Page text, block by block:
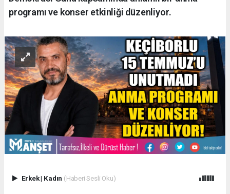
programı ve konser etkinliği düzenliyor.
Erkek| Kadın (Haberi Sesli Oku)